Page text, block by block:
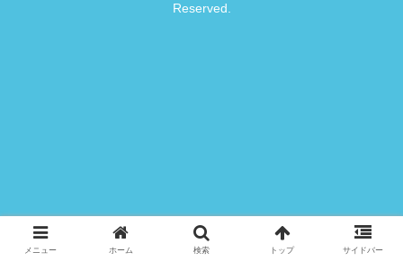
Reserved.
メニュー ホーム 検索 トップ サイドバー